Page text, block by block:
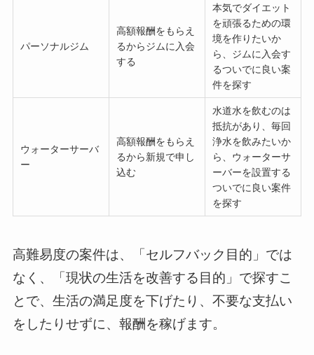
パーソナルジム
高額報酬をもらえ
るからジムに入会
する
本気でダイエット
を頑張るための環
境を作りたいか
ら、ジムに入会す
るついでに良い案
件を探す
ウォーターサーバ
ー
高額報酬をもらえ
るから新規で申し
込む
水道水を飲むのは
抵抗があり、毎回
浄水を飲みたいか
ら、ウォーターサ
ーバーを設置する
ついでに良い案件
を探す
高難易度の案件は、「セルフバック目的」では
なく、「現状の生活を改善する目的」で探すこ
とで、生活の満足度を下げたり、不要な支払い
をしたりせずに、報酬を稼げます。